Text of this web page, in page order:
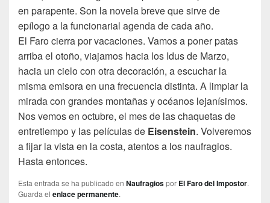
en parapente. Son la novela breve que sirve de
epílogo a la funcionarial agenda de cada año.
El Faro cierra por vacaciones. Vamos a poner patas
arriba el otoño, viajamos hacia los Idus de Marzo,
hacia un cielo con otra decoración, a escuchar la
misma emisora en una frecuencia distinta. A limpiar la
mirada con grandes montañas y océanos lejanísimos.
Nos vemos en octubre, el mes de las chaquetas de
entretiempo y las películas de Eisenstein. Volveremos
a fijar la vista en la costa, atentos a los naufragios.
Hasta entonces.
Esta entrada se ha publicado en Naufragiospor El Faro del Impostor.
Guarda el enlace permanente.